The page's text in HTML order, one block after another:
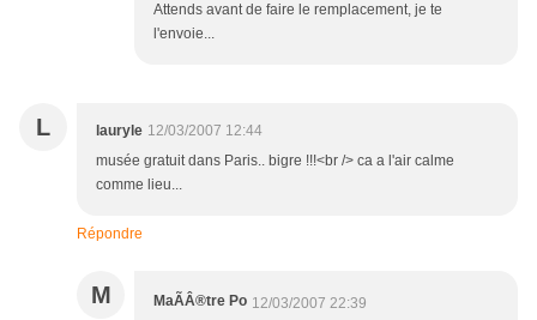
Attends avant de faire le remplacement, je te
l'envoie...
L lauryle 12/03/2007 12:44
musée gratuit dans Paris.. bigre !!!<br /> ca a l'air calme
comme lieu...
Répondre
M MaÃÂ®tre Po 12/03/2007 22:39